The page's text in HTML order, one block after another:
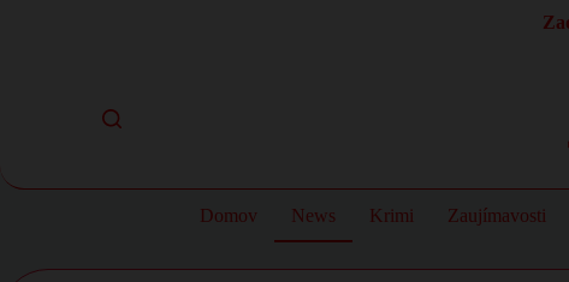
Domov News Krimi Zaujímavosti